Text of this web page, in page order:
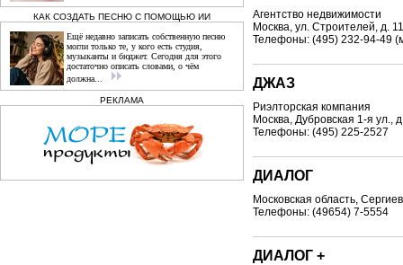
КАК СОЗДАТЬ ПЕСНЮ С ПОМОЩЬЮ ИИ
Ещё недавно записать собственную песню
могли только те, у кого есть студия,
музыканты и бюджет. Сегодня для этого
достаточно описать словами, о чём
должна...
РЕКЛАМА
Агентство недвижимости
Москва, ул. Строителей, д.
Телефоны: (495) 232-94-49
ДЖАЗ
Риэлторская компания
Москва, Дубровская 1-я ул.,
Телефоны: (495) 225-2527
ДИАЛОГ
Московская область,
Телефоны: (49654) 7-5554
ДИАЛОГ +